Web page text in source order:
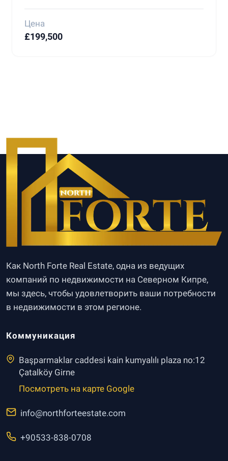
Цена
£199,500
Как North Forte Real Estate, одна из ведущих
компаний по недвижимости на Северном Кипре,
мы здесь, чтобы удовлетворить ваши потребности
в недвижимости в этом регионе.
Коммуникация
Başparmaklar caddesi kain kumyalılı plaza no:12
Çatalköy Girne
Посмотреть на карте Google
info@northforteestate.com
+90533-838-0708